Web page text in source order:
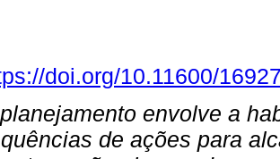
doi.org/10.11600/
envolve a
de ações para